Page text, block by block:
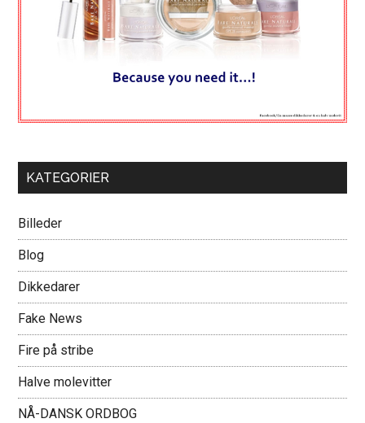
KATEGORIER
Billeder
Blog
Dikkedarer
Fake News
Fire på stribe
Halve molevitter
NÅ-DANSK ORDBOG